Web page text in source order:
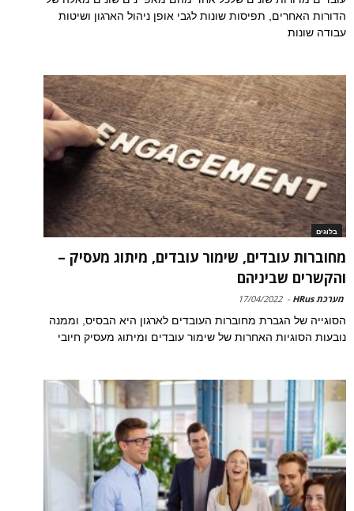
הדורות האחרים, תפיסות שונות לגבי אופן ניהול הארגון ושיטות
עבודה שונות
בלוגים
מחוברות עובדים, שימור עובדים, מיתוג מעסיק –
והקשרים שביניהם
מערכת HRus -
17/04/2022
הסוגייה של הגברת מחוברות העובדים לארגון היא הבסיס, וממנה
נובעות הסוגיות האחרות של שימור עובדים ומיתוג מעסיק חיובי